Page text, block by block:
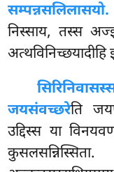
सम्पन्नसलिलासयो.
निस्साय, तस्स
अत्थविनिच्छयादीहि
जयसंवच्छरेति
उद्दिस्स या